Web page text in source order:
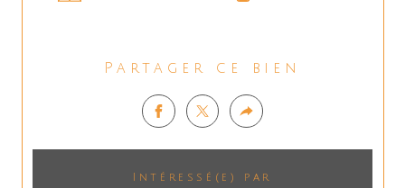
Partager ce bien
Intéressé(e) par